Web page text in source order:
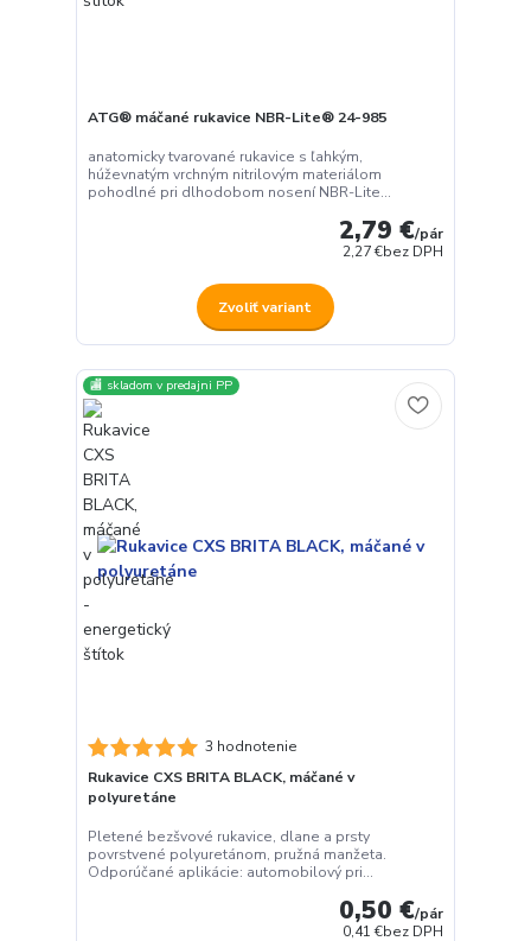
ATG® máčané rukavice NBR-Lite® 24-985
anatomicky tvarované rukavice s ľahkým,
húževnatým vrchným nitrilovým materiálom
pohodlné pri dlhodobom nosení NBR-Lite...
2,79 €/pár
2,27 €bez DPH
Zvoliť variant
🏬 skladom v predajni PP
3 hodnotenie
Rukavice CXS BRITA BLACK, máčané v
polyuretáne
Pletené bezšvové rukavice, dlane a prsty
povrstvené polyuretánom, pružná manžeta.
Odporúčané aplikácie: automobilový pri...
0,50 €/pár
0,41 €bez DPH